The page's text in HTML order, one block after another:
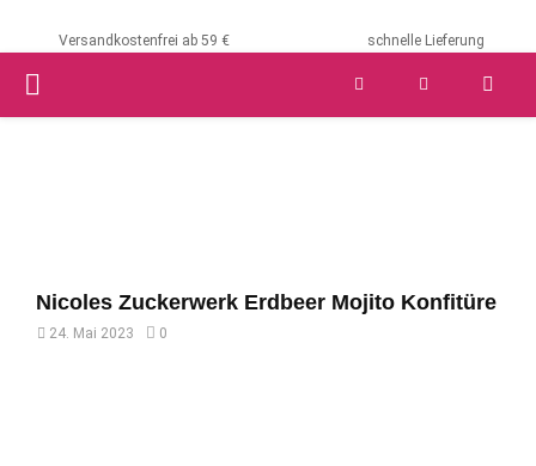
Versandkostenfrei ab 59 € schnelle Lieferung
PRIMARY
Nicoles Zuckerwerk Erdbeer Mojito Konfitüre
24. Mai 2023 0